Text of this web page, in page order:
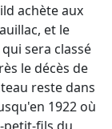
achète aux
et le
sera classé
le décès de
reste dans
1922 où